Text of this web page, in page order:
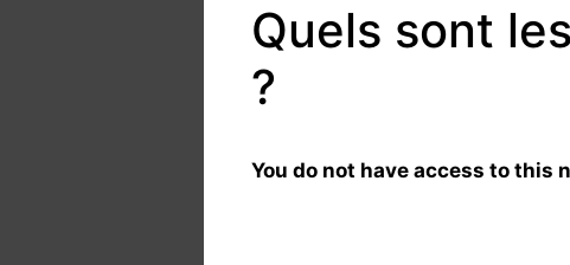
Quels sont
?
You do not have access to this